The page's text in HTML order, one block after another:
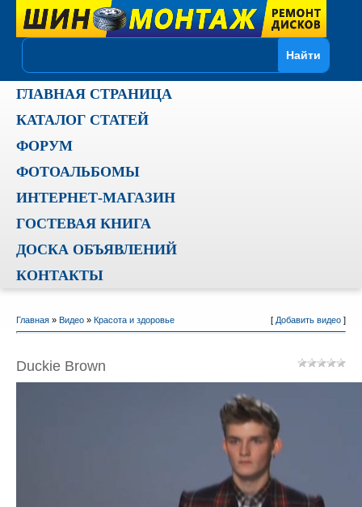
ГЛАВНАЯ СТРАНИЦА
КАТАЛОГ СТАТЕЙ
ФОРУМ
ФОТОАЛЬБОМЫ
ИНТЕРНЕТ-МАГАЗИН
ГОСТЕВАЯ КНИГА
ДОСКА ОБЪЯВЛЕНИЙ
КОНТАКТЫ
Главная» Видео» Красота и здоровье [ Добавить видео]
Duckie Brown